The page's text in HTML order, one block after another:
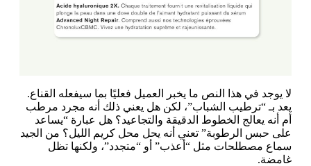
لا يوجد في هذا النص ما يخبر العميل فعليًا بما سيفعله القناع.
يعد بـ “ترطيب الشباب”، لكن هل يعني ذلك أنه مجرد مرطب
أم أنه يعالج الخطوط الدقيقة والتجاعيد؟ هل عبارة “يساعد
على حبس الرطوبة” تعني أنه يحل محل كريم الليل؟ من الجيد
سماع مصطلحات مثل “أعذب” أو “متجدد”، ولكنها تظل
غامضة.